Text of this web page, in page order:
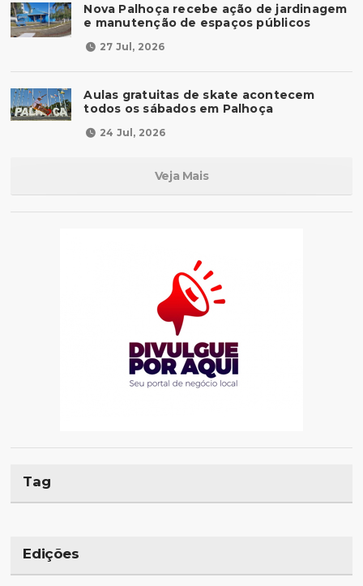
Nova Palhoça recebe ação de jardinagem
e manutenção de espaços públicos
27 Jul, 2026
Aulas gratuitas de skate acontecem
todos os sábados em Palhoça
24 Jul, 2026
Veja Mais
Tag
Edições